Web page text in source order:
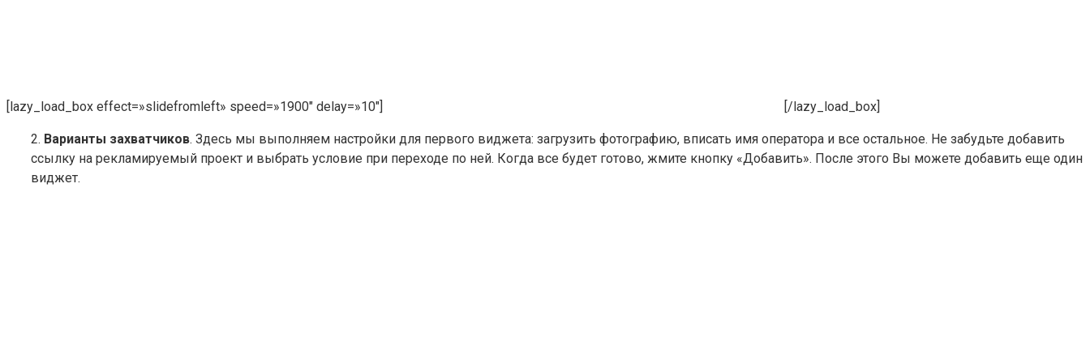
[lazy_load_box effect=»slidefromleft» speed=»1900″ delay=»10″] [/lazy_load_box]
2. Варианты захватчиков. Здесь мы выполняем настройки для первого виджета: загрузить фотографию, вписать имя оператора и все остальное. Не забудьте добавить
ссылку на рекламируемый проект и выбрать условие при переходе по ней. Когда все будет готово, жмите кнопку «Добавить». После этого Вы можете добавить еще один
виджет.